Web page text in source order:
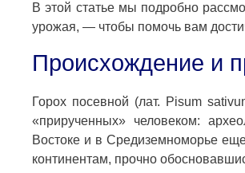
В этой статье мы подробно
урожая, — чтобы помочь вам
Происхождение и
Горох посевной (лат. Pisum
«прирученных» человеком:
Востоке и в Средиземноморье
континентам, прочно